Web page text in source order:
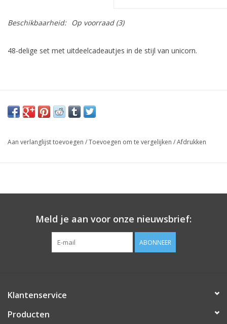
Beschikbaarheid: Op voorraad(3)
48-delige set met uitdeelcadeautjes in de stijl van unicorn.
Aan verlanglijst toevoegen /Toevoegen om te vergelijken /Afdrukken
Meld je aan voor onze nieuwsbrief:
ABONNEER
Klantenservice
Producten